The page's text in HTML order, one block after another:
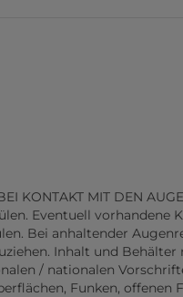
KONTAKT MIT DEN
Eventuell vorhandene
Bei anhaltender
Inhalt und
/ nationalen
Funken, offenen